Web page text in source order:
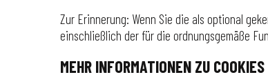
Zur Erinnerung: Wenn Sie die als optional
einschließlich der für die ordnungsgemäße
MEHR INFORMATIONEN ZU